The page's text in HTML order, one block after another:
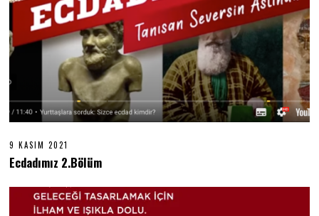
9 KASIM 2021
K
A
I
M
2
Ecdadımız 2.Bölüm